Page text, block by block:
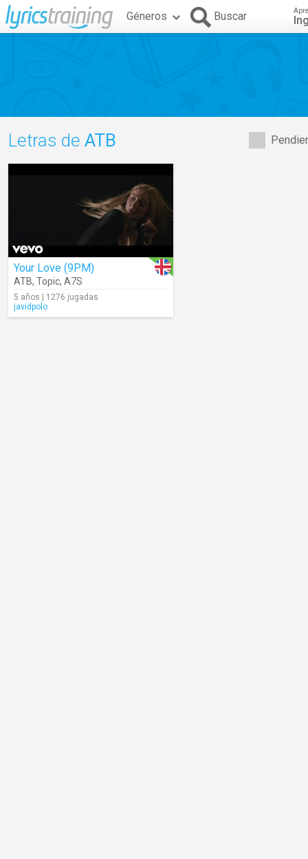
Géneros Buscar
Letras de ATB
Your Love (9PM)
ATB, Topic, A7S
5 años | 1276 jugadas
javidpolo